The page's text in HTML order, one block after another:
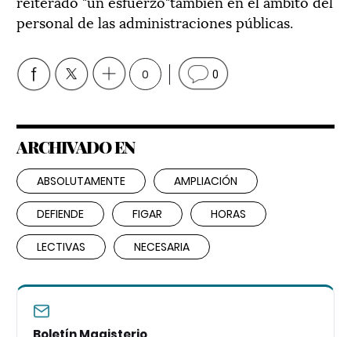
personal de las administraciones públicas.
0 0
ARCHIVADO EN
ABSOLUTAMENTE AMPLIACIÓN
DEFIENDE FIGAR HORAS
LECTIVAS NECESARIA